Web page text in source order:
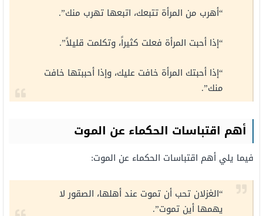
“أهرب من المرأة تتبعك، اتبعها تهرب منك”.
“إذا أحبت المرأة فعلت كثيراً، وتكلمت قليلاً”.
“إذا أحبتك المرأة خافت عليك، وإذا أحببتها خافت
منك”.
أهم اقتباسات الحكماء عن الموت
فيما يلي أهم اقتباسات الحكماء عن الموت:
“الغزلان تحب أن تموت عند أهلها، الصقور لا
يهمها أين تموت”.